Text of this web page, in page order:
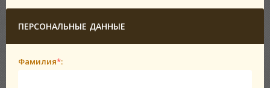
ПЕРСОНАЛЬНЫЕ ДАННЫЕ
Фамилия*: